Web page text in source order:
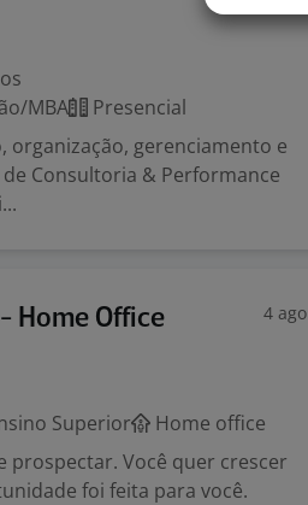
MBA
Presencial
organização, gerenciamento e
Consultoria & Performance
- Home Office 4 ago
Superior
Home office
prospectar. Você quer crescer
foi feita para você.